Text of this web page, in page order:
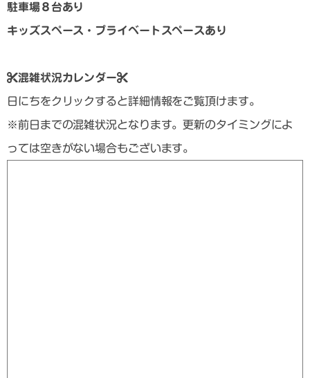
駐車場８台あり
キッズスペース・プライベートスペースあり
混雑状況カレンダー
日にちをクリックすると詳細情報をご覧頂けます。
※前日までの混雑状況となります。更新のタイミングによ
っては空きがない場合もございます。